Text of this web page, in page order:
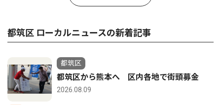
都筑区 ローカルニュースの新着記事
都筑区
都筑区から熊本へ 区内各地で街頭募金
2026.08.09